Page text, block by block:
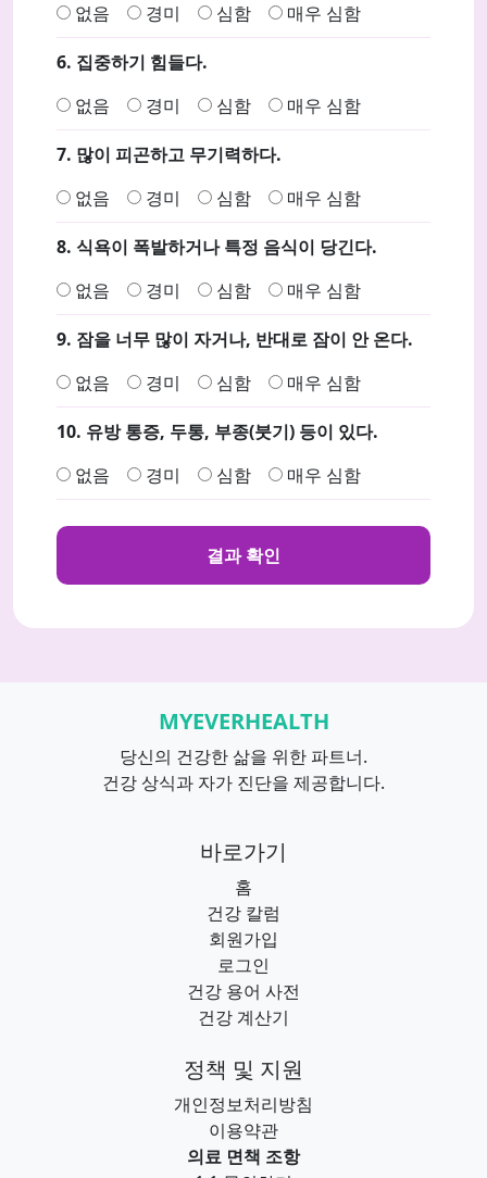
없음
경미 심함 매우 심함
6. 집중하기 힘들다.
없음
경미 심함 매우 심함
7. 많이 피곤하고 무기력하다.
없음
경미 심함 매우 심함
8. 식욕이 폭발하거나 특정 음식이 당긴다.
없음
경미 심함 매우 심함
9. 잠을 너무 많이 자거나, 반대로 잠이 안 온다.
없음
경미 심함 매우 심함
10. 유방 통증, 두통, 부종(붓기) 등이 있다.
없음
경미 심함 매우 심함
결과 확인
MYEVERHEALTH
당신의 건강한 삶을 위한 파트너.
건강 상식과 자가 진단을 제공합니다.
바로가기
홈
건강 칼럼
회원가입
로그인
건강 용어 사전
건강 계산기
정책 및 지원
개인정보처리방침
이용약관
의료 면책 조항